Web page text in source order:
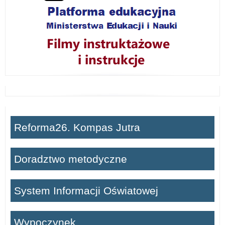
Reforma26. Kompas Jutra
Doradztwo metodyczne
System Informacji Oświatowej
Wypoczynek